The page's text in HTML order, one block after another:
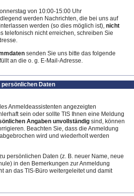
von 10:00-15:00 Uhr
werden Nachrichten, die bei uns auf
werden (so dies möglich ist), nicht
telefonisch nicht erreichen, schreiben Sie
senden Sie uns bitte das folgende
an die o. g. E-Mail-Adresse.
Daten
Anmeldeassistenten angezeigten
sein oder sollte TIS Ihnen eine Meldung
Angaben unvollständig sind, können
Beachten Sie, dass die Anmeldung
wird und wiederholt werden
persönlichen Daten (z. B. neuer Name, neue
in den Bemerkungen zur Anmeldung
an das TIS-Büro weitergeleitet und damit